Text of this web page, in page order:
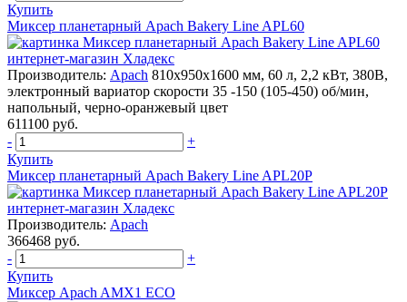
Купить
Миксер планетарный Apach Bakery Line APL60
Производитель: Apach 810х950х1600 мм, 60 л, 2,2 кВт, 380В,
электронный вариатор скорости 35 -150 (105-450) об/мин,
напольный, черно-оранжевый цвет
611100 руб.
-
+
Купить
Миксер планетарный Apach Bakery Line APL20P
Производитель: Apach
366468 руб.
-
+
Купить
Миксер Apach AMX1 ECO